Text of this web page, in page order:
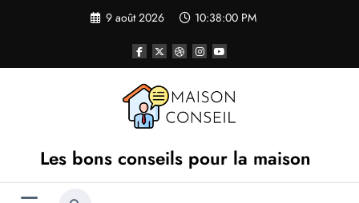
9 août 2026 10:38:01 PM
Les bons conseils pour la maison